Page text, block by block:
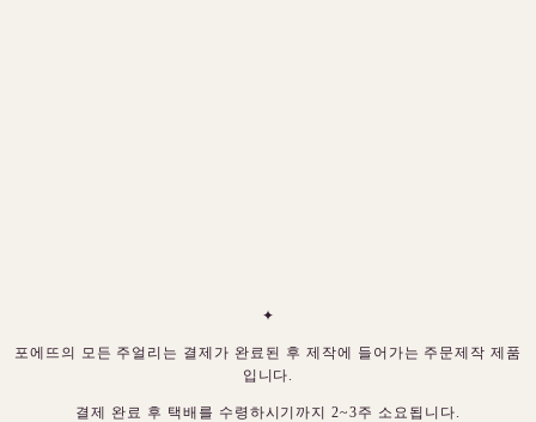
✦
포에뜨의 모든 주얼리는 결제가 완료된 후 제작에 들어가는 주문제작 제품
입니다.
결제 완료 후 택배를 수령하시기까지 2~3주 소요됩니다.